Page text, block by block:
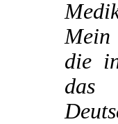
die
das